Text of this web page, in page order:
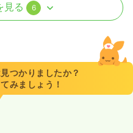
見る 6
つかりましたか？
みましょう！